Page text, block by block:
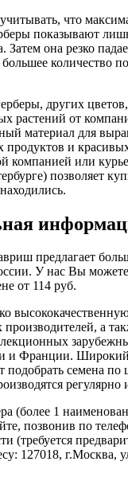
что
показывают
Затем она резко
количество
других
растений от
материал для
продуктов и
компанией или
позволяет
предлагает
У нас Вы
от 114 руб.
а
и Франции. Широкий
подобрать семена по
регулярно
(более 1
позвонив по
(требуется
127018, г.Москва,